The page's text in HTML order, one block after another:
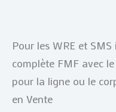
Pour les WRE et
complète FMF avec
pour la ligne ou le
en Vente